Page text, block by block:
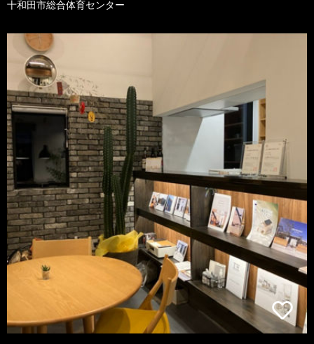
十和田市総合体育センター